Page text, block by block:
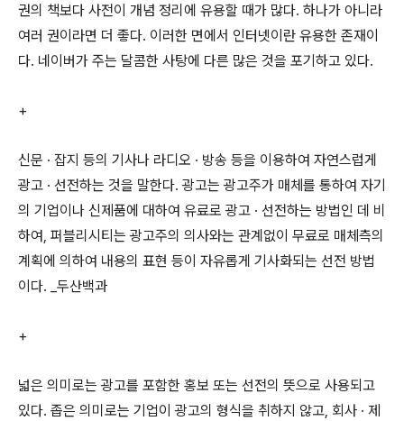
권의 책보다 사전이 개념 정리에 유용할 때가 많다. 하나가 아니라
여러 권이라면 더 좋다. 이러한 면에서 인터넷이란 유용한 존재이
다. 네이버가 주는 달콤한 사탕에 다른 많은 것을 포기하고 있다.
+
신문 · 잡지 등의 기사나 라디오 · 방송 등을 이용하여 자연스럽게
광고 · 선전하는 것을 말한다. 광고는 광고주가 매체를 통하여 자기
의 기업이나 신제품에 대하여 유료로 광고 · 선전하는 방법인 데 비
하여, 퍼블리시티는 광고주의 의사와는 관계없이 무료로 매체측의
계획에 의하여 내용의 표현 등이 자유롭게 기사화되는 선전 방법
이다. _두산백과
+
넓은 의미로는 광고를 포함한 홍보 또는 선전의 뜻으로 사용되고
있다. 좁은 의미로는 기업이 광고의 형식을 취하지 않고, 회사 · 제